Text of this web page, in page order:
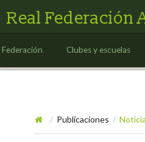
Real Federación
Federación Clubes y escuelas
/ Publicaciones /